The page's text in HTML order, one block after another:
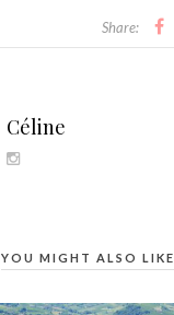
Share:
Céline
YOU MIGHT ALSO LIKE